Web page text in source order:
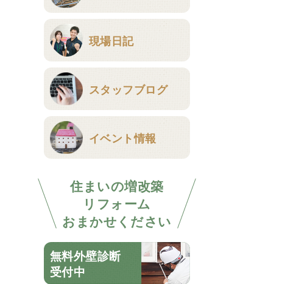
現場日記
スタッフブログ
イベント情報
住まいの増改築
リフォーム
おまかせください
無料外壁診断
受付中